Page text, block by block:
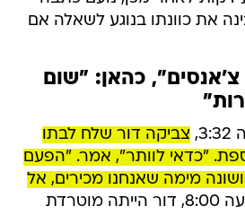
את כוונתו בנוגע לשאלה אם
צ'אנסים", כהאן: "שום
צביקה דור שלח לבתו
"כדאי לוותר", אמר. "הפעם
מימה שאנחנו מכירים, אל
. בשעה 8:00, דור הייתה מוטרדת